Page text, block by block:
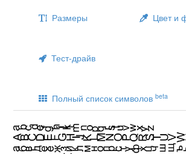
Размеры Цвет и
Тест-драйв
Полный список символов beta